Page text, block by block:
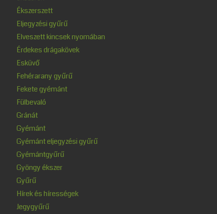
Ékszerszett
Eljegyzési gyűrű
Elveszett kincsek nyomában
Érdekes drágakövek
Esküvő
Fehérarany gyűrű
Fekete gyémánt
Fülbevaló
Gránát
Gyémánt
Gyémánt eljegyzési gyűrű
Gyémántgyűrű
Gyöngy ékszer
Gyűrű
Hírek és hírességek
Jegygyűrű